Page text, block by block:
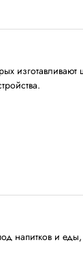
напитков и